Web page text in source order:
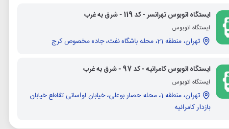
ایستگاه اتوبوس تهرانسر - کد 119 - شرق به غرب
ایستگاه اتوبوس
تهران، منطقه 21، محله باشگاه نفت، جاده مخصوص کرج
ایستگاه اتوبوس کامرانیه - کد 97 - شرق به غرب
ایستگاه اتوبوس
تهران، منطقه 1، محله حصار بوعلی، خیابان لواسانی تقاطع خیابان
بازدار کامرانیه